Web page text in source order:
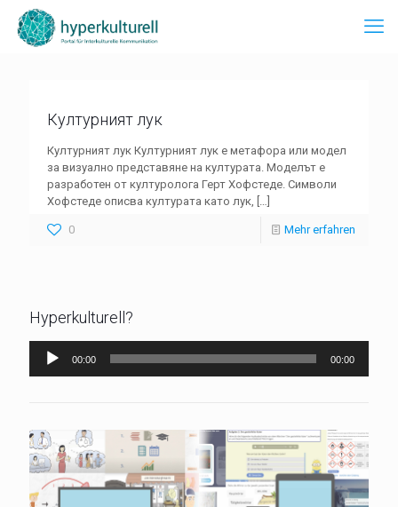
Културният лук
Културният лук Културният лук е метафора или модел
за визуално представяне на културата. Моделът е
разработен от културолога Герт Хофстеде. Символи
Хофстеде описва културата като лук, […]
0 Mehr erfahren
Hyperkulturell?
Audio-
Player
00:00 00:00